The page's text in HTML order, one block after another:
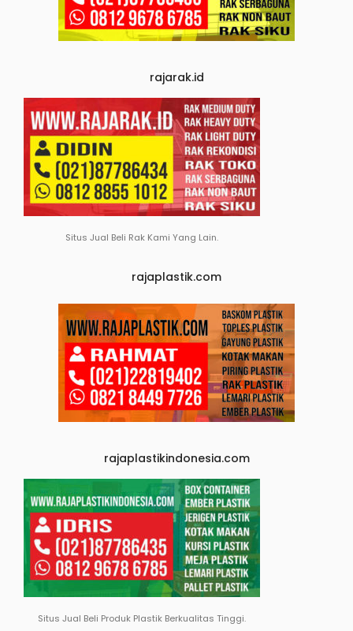
rajarak.id
Situs Jual Beli Rak Kami Yang Lain.
rajaplastik.com
rajaplastikindonesia.com
Situs Jual Beli Produk Plastik Berkualitas Tinggi.